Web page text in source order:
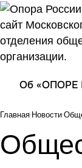
Об «ОПОРЕ
Главная Новости